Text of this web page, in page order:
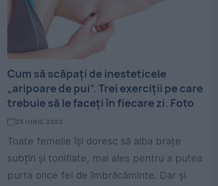
Cum să scăpați de inesteticele
„aripoare de pui”. Trei exerciții pe care
trebuie să le faceți în fiecare zi. Foto
25 IUNIE 2022
Toate femeile își doresc să aiba brațe
subțiri și tonifiate, mai ales pentru a putea
purta orice fel de îmbrăcăminte. Dar și